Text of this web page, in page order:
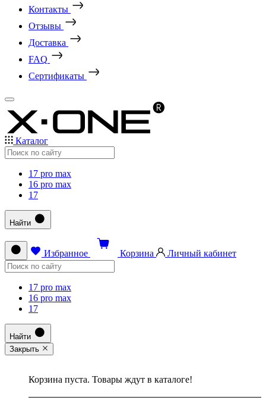
Контакты
Отзывы
Доставка
FAQ
Сертификаты
Каталог
17 pro max
16 pro max
17
Найти
Избранное Корзина Личный кабинет
17 pro max
16 pro max
17
Найти
Закрыть
Корзина пуста. Товары ждут в каталоге!